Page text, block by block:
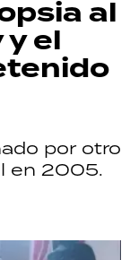
al
el
por otro
en 2005.